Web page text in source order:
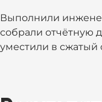
Выполнили
собрали отчётную
уместили в сжатый